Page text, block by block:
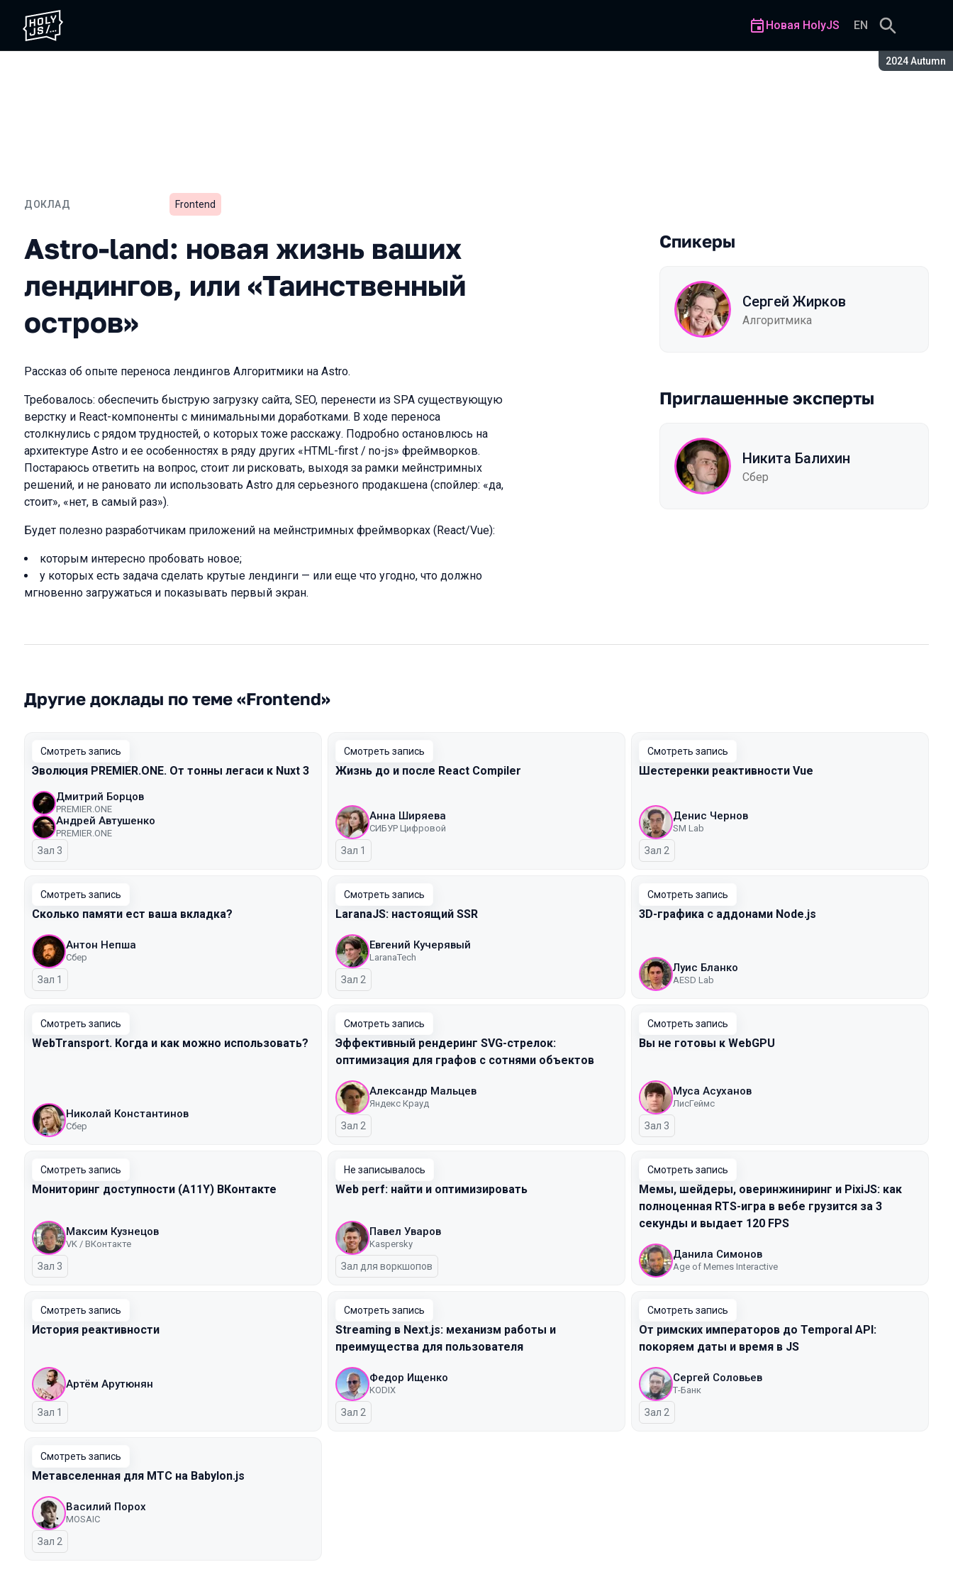
Сезон:
2024 Autumn
Новая HolyJS EN
ДОКЛАД
Astro-land: новая жизнь ваших лендингов, или «Таинственный остров»
Frontend
Astro-land: новая жизнь ваших
лендингов, или «Таинственный
остров»
Рассказ об опыте переноса лендингов Алгоритмики на Astro.
Требовалось: обеспечить быструю загрузку сайта, SEO, перенести из SPA существующую
верстку и React-компоненты с минимальными доработками. В ходе переноса
столкнулись с рядом трудностей, о которых тоже расскажу. Подробно остановлюсь на
архитектуре Astro и ее особенностях в ряду других «HTML-first / no-js» фреймворков.
Постараюсь ответить на вопрос, стоит ли рисковать, выходя за рамки мейнстримных
решений, и не рановато ли использовать Astro для серьезного продакшена (спойлер: «да,
стоит», «нет, в самый раз»).
Будет полезно разработчикам приложений на мейнстримных фреймворках (React/Vue):
которым интересно пробовать новое;
у которых есть задача сделать крутые лендинги — или еще что угодно, что должно
мгновенно загружаться и показывать первый экран.
Спикеры
Сергей Жирков
Алгоритмика
Приглашенные эксперты
Никита Балихин
Сбер
Другие доклады по теме «Frontend»
Смотреть запись
Эволюция PREMIER.ONE. От тонны легаси к Nuxt 3
Дмитрий Борцов
PREMIER.ONE
Андрей Автушенко
PREMIER.ONE
Зал 3
Смотреть запись
Жизнь до и после React Compiler
Анна Ширяева
СИБУР Цифровой
Зал 1
Смотреть запись
Шестеренки реактивности Vue
Денис Чернов
SM Lab
Зал 2
Смотреть запись
Сколько памяти ест ваша вкладка?
Антон Непша
Сбер
Зал 1
Смотреть запись
LaranaJS: настоящий SSR
Евгений Кучерявый
LaranaTech
Зал 2
Смотреть запись
3D-графика с аддонами Node.js
Луис Бланко
AESD Lab
Смотреть запись
WebTransport. Когда и как можно использовать?
Николай Константинов
Сбер
Смотреть запись
Эффективный рендеринг SVG-стрелок:
оптимизация для графов с сотнями объектов
Александр Мальцев
Яндекс Крауд
Зал 2
Смотреть запись
Вы не готовы к WebGPU
Муса Асуханов
ЛисГеймс
Зал 3
Смотреть запись
Мониторинг доступности (A11Y) ВКонтакте
Максим Кузнецов
VK / ВКонтакте
Зал 3
Не записывалось
Web perf: найти и оптимизировать
Павел Уваров
Kaspersky
Зал для воркшопов
Смотреть запись
Мемы, шейдеры, оверинжиниринг и PixiJS: как
полноценная RTS-игра в вебе грузится за 3
секунды и выдает 120 FPS
Данила Симонов
Age of Memes Interactive
Смотреть запись
История реактивности
Артём Арутюнян
Зал 1
Смотреть запись
Streaming в Next.js: механизм работы и
преимущества для пользователя
Федор Ищенко
KODIX
Зал 2
Смотреть запись
От римских императоров до Temporal API:
покоряем даты и время в JS
Сергей Соловьев
Т-Банк
Зал 2
Смотреть запись
Метавселенная для МТС на Babylon.js
Василий Порох
MOSAIC
Зал 2